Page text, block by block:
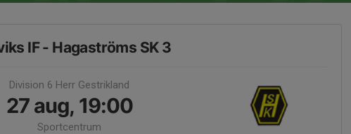
IF - Hagaströms SK 3
Division 6 Herr Gestrikland
27 aug, 19:00
Sportcentrum